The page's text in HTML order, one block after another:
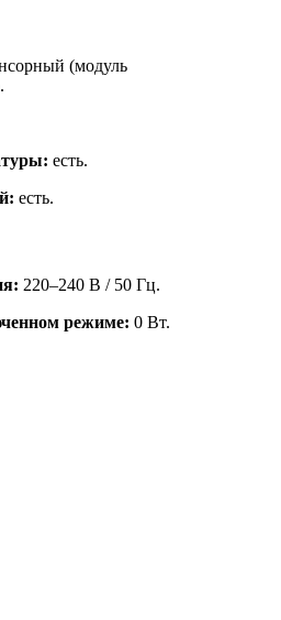
(модуль
есть.
есть.
220–240 В / 50 Гц.
режиме: 0 Вт.